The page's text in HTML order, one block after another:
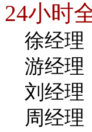
24小时
徐经理
游经理
刘经理
周经理